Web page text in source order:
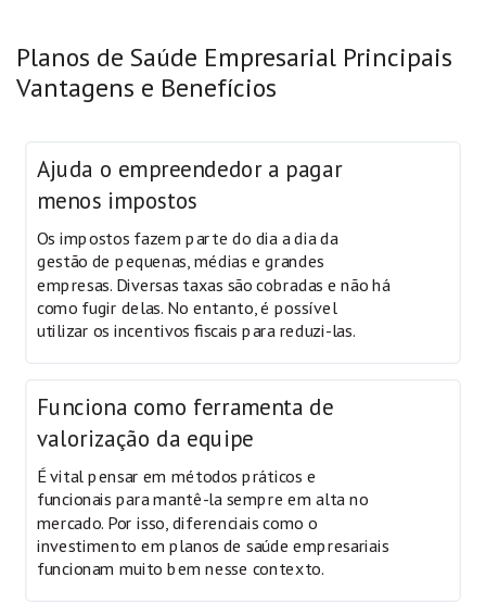
Planos de Saúde Empresarial Principais
Vantagens e Benefícios
Ajuda o empreendedor a pagar
menos impostos
Os impostos fazem parte do dia a dia da
gestão de pequenas, médias e grandes
empresas. Diversas taxas são cobradas e não há
como fugir delas. No entanto, é possível
utilizar os incentivos fiscais para reduzi-las.
Funciona como ferramenta de
valorização da equipe
É vital pensar em métodos práticos e
funcionais para mantê-la sempre em alta no
mercado. Por isso, diferenciais como o
investimento em planos de saúde empresariais
funcionam muito bem nesse contexto.